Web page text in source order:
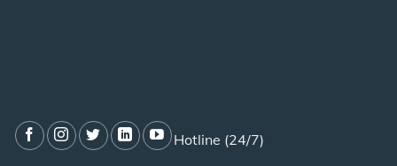
Hotline (24/7)